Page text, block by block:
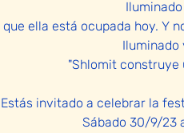
que ella está ocupada hoy. Y
Iluminado
"Shlomit construye
Estás invitado a celebrar la
Sábado 30/9/23